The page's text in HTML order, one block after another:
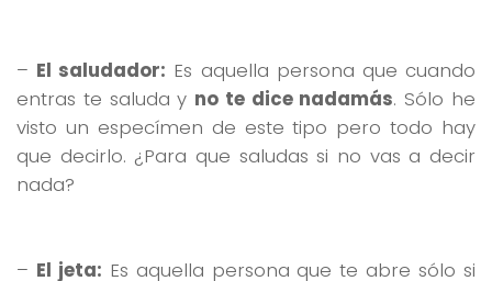
– El saludador: Es aquella persona que cuando
entras te saluda y no te dice nadamás. Sólo he
visto un especímen de este tipo pero todo hay
que decirlo. ¿Para que saludas si no vas a decir
nada?
– El jeta: Es aquella persona que te abre sólo si